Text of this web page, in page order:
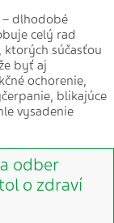
dlhodobé
celý rad
súčasťou
byť aj
ochorenie,
blikajúce
vysadenie
odber
o zdraví